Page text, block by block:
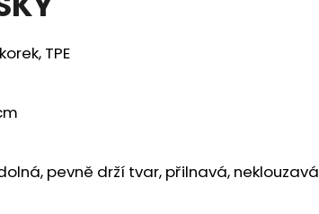
TPE
pevně drží tvar, přilnavá, neklouzavá